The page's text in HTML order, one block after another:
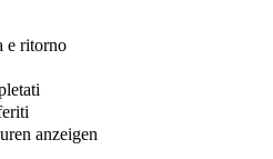
e ritorno
anzeigen